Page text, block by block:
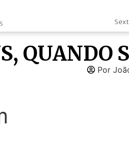
QUANDO
Por